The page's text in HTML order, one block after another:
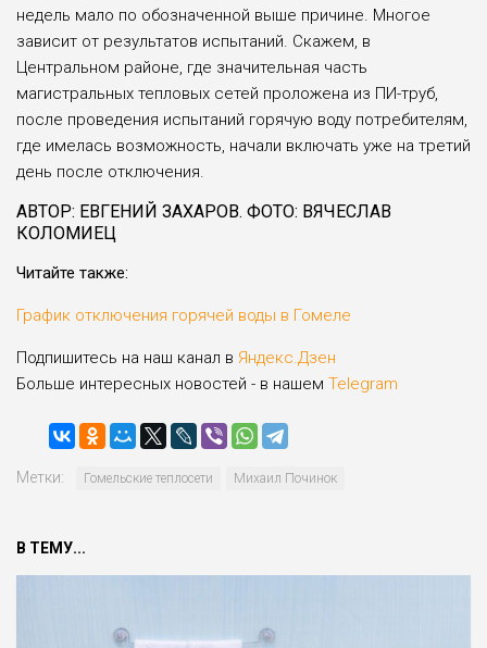
недель мало по обо­значенной выше причи­не. Многое
зависит от результатов испытаний. Скажем, в
Центральном районе, где значитель­ная часть
магистральных тепловых сетей проло­жена из ПИ-труб,
после проведения испытаний горячую воду потребите­лям,
где имелась возмож­ность, начали включать уже на третий
день после отключения.
АВТОР: ЕВГЕНИЙ ЗАХАРОВ. ФОТО: ВЯЧЕСЛАВ
КОЛОМИЕЦ
Читайте также:
График отключения горячей воды в Гомеле
Подпишитесь на наш канал в Яндекс.Дзен
Больше интересных новостей - в нашем Telegram
Метки: Гомельские теплосети Михаил Починок
В ТЕМУ...